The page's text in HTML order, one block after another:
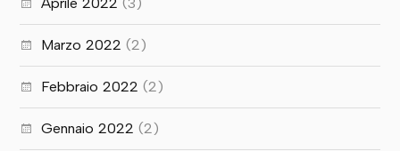
Marzo 2022 (2)
Febbraio 2022 (2)
Gennaio 2022 (2)